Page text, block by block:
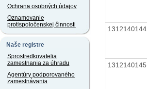
Ochrana osobných údajov
Oznamovanie
protispoločenskej činnosti
Naše registre
Sprostredkovatelia
zamestnania za úhradu
Agentúry podporovaného
zamestnávania
1312140144
1312140145